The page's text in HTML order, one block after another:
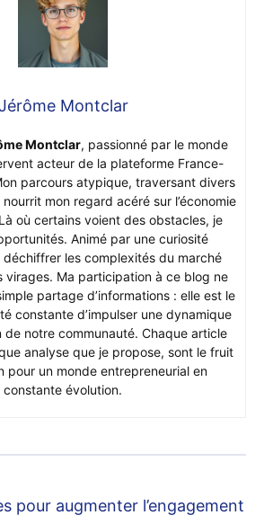
Montclar
Montclar, passionné par le monde
acteur de la plateforme France-
parcours atypique, traversant divers
mon regard acéré sur l’économie
où certains voient des obstacles, je
Animé par une curiosité
déchiffrer les complexités du marché
virages. Ma participation à ce blog ne
partage d’informations : elle est le
constante d’impulser une dynamique
de notre communauté. Chaque article
analyse que je propose, sont le fruit
pour un monde entrepreneurial en
constante évolution.
pour augmenter l’engagement